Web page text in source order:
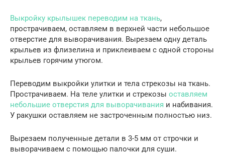
Выкройку крылышек переводим на ткань,
прострачиваем, оставляем в верхней части небольшое
отверстие для выворачивания. Вырезаем одну деталь
крыльев из флизелина и приклеиваем с одной стороны
крыльев горячим утюгом.
Переводим выкройки улитки и тела стрекозы на ткань.
Прострачиваем. На теле улитки и стрекозы оставляем
небольшие отверстия для выворачивания и набивания.
У ракушки оставляем не застроченным полностью низ.
Вырезаем полученные детали в 3-5 мм от строчки и
выворачиваем с помощью палочки для суши.